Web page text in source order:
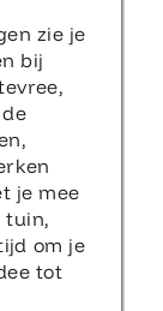
zie je
bij
je mee
tuin,
om je
tot